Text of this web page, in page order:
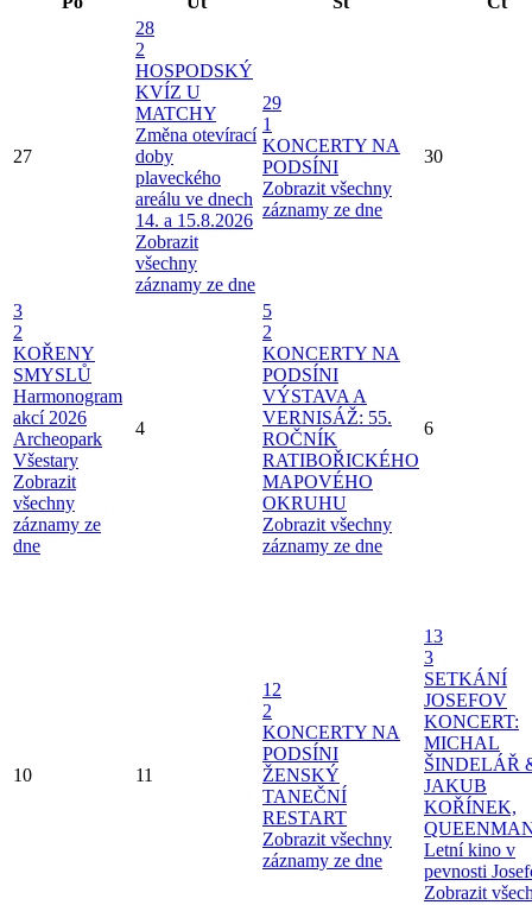
27
28
2
HOSPODSKÝ
KVÍZ U
MATCHY
Změna otevírací
doby
plaveckého
areálu ve dnech
14. a 15.8.2026
Zobrazit
všechny
záznamy ze dne
29
1
KONCERTY NA
PODSÍNI
Zobrazit všechny
záznamy ze dne
30
3
2
KOŘENY
SMYSLŮ
Harmonogram
akcí 2026
Archeopark
Všestary
Zobrazit
všechny
záznamy ze
dne
4
5
2
KONCERTY NA
PODSÍNI
VÝSTAVA A
VERNISÁŽ: 55.
ROČNÍK
RATIBOŘICKÉHO
MAPOVÉHO
OKRUHU
Zobrazit všechny
záznamy ze dne
6
10 11
12
2
KONCERTY NA
PODSÍNI
ŽENSKÝ
TANEČNÍ
RESTART
Zobrazit všechny
záznamy ze dne
13
3
SETKÁNÍ
JOSEFOV
KONCERT:
MICHAL
ŠINDELÁŘ
JAKUB
KOŘÍNEK,
Letní kino v
pevnosti
Zobrazit